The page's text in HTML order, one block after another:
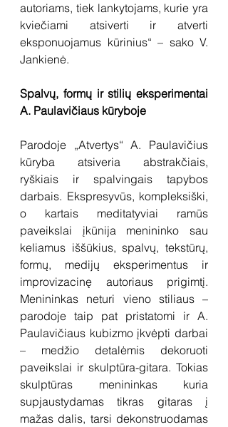
autoriams, tiek lankytojams, kurie yra
kviečiami atsiverti ir atverti
eksponuojamus kūrinius“ – sako V.
Jankienė.
Spalvų, formų ir stilių eksperimentai
A. Paulavičiaus kūryboje
Parodoje „Atvertys“ A. Paulavičius
kūryba atsiveria abstrakčiais,
ryškiais ir spalvingais tapybos
darbais. Ekspresyvūs, kompleksiški,
o kartais meditatyviai ramūs
paveikslai įkūnija menininko sau
keliamus iššūkius, spalvų, tekstūrų,
formų, medijų eksperimentus ir
improvizacinę autoriaus prigimtį.
Menininkas neturi vieno stiliaus –
parodoje taip pat pristatomi ir A.
Paulavičiaus kubizmo įkvėpti darbai
– medžio detalėmis dekoruoti
paveikslai ir skulptūra-gitara. Tokias
skulptūras menininkas kuria
supjaustydamas tikras gitaras į
mažas dalis, tarsi dekonstruodamas